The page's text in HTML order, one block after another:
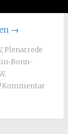
→
, Plenarrede
Bonn-
,
Kommentar